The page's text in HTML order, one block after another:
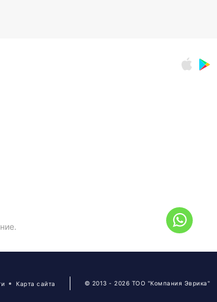
Карта сайта © 2013 - 2026 ТОО "Компания Эврика"